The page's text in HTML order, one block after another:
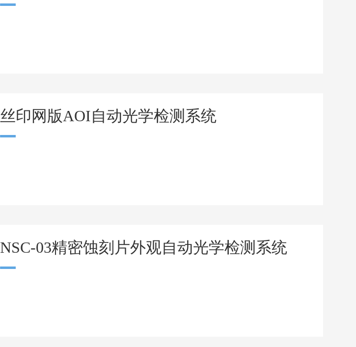
丝印网版AOI自动光学检测系统
NSC-03精密蚀刻片外观自动光学检测系统